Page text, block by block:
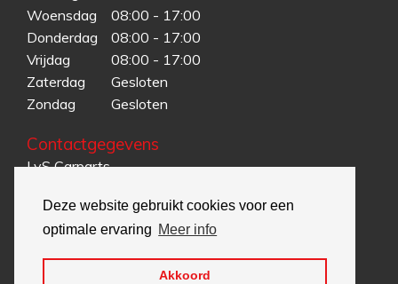
Deze website gebruikt cookies voor een
optimale ervaring Meer info
Akkoord
Woensdag
08:00 - 17:00
Donderdag
08:00 - 17:00
Vrijdag
08:00 - 17:00
Zaterdag
Gesloten
Zondag
Gesloten
Contactgegevens
LvS Carparts
5995 MG Kessel
085-902 00 51
info@lvscarparts.com